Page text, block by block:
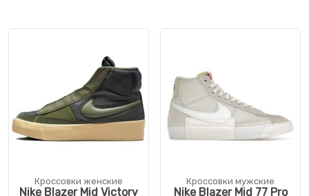
Кроссовки женские
Nike Blazer Mid Victory
Кроссовки мужские
Nike Blazer Mid 77 Pro